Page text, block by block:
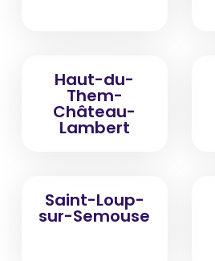
Haut-du-
Them-
Château-
Lambert
Saint-Loup-
sur-Semouse